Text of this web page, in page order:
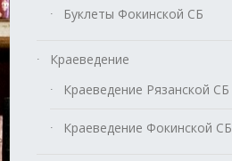
Буклеты Фокинской СБ
Краеведение
Краеведение Рязанской СБ
Краеведение Фокинской СБ